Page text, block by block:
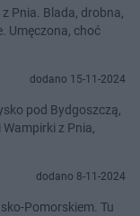
Pnia. Blada, drobna,
Umęczona, choć
dodano 15-11-2024
pod Bydgoszczą,
z Pnia,
dodano 8-11-2024
Pomorskiem. Tu